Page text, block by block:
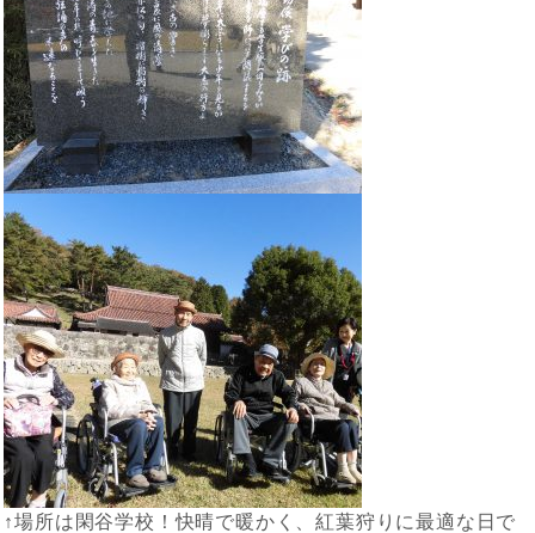
↑場所は閑谷学校！快晴で暖かく、紅葉狩りに最適な日で